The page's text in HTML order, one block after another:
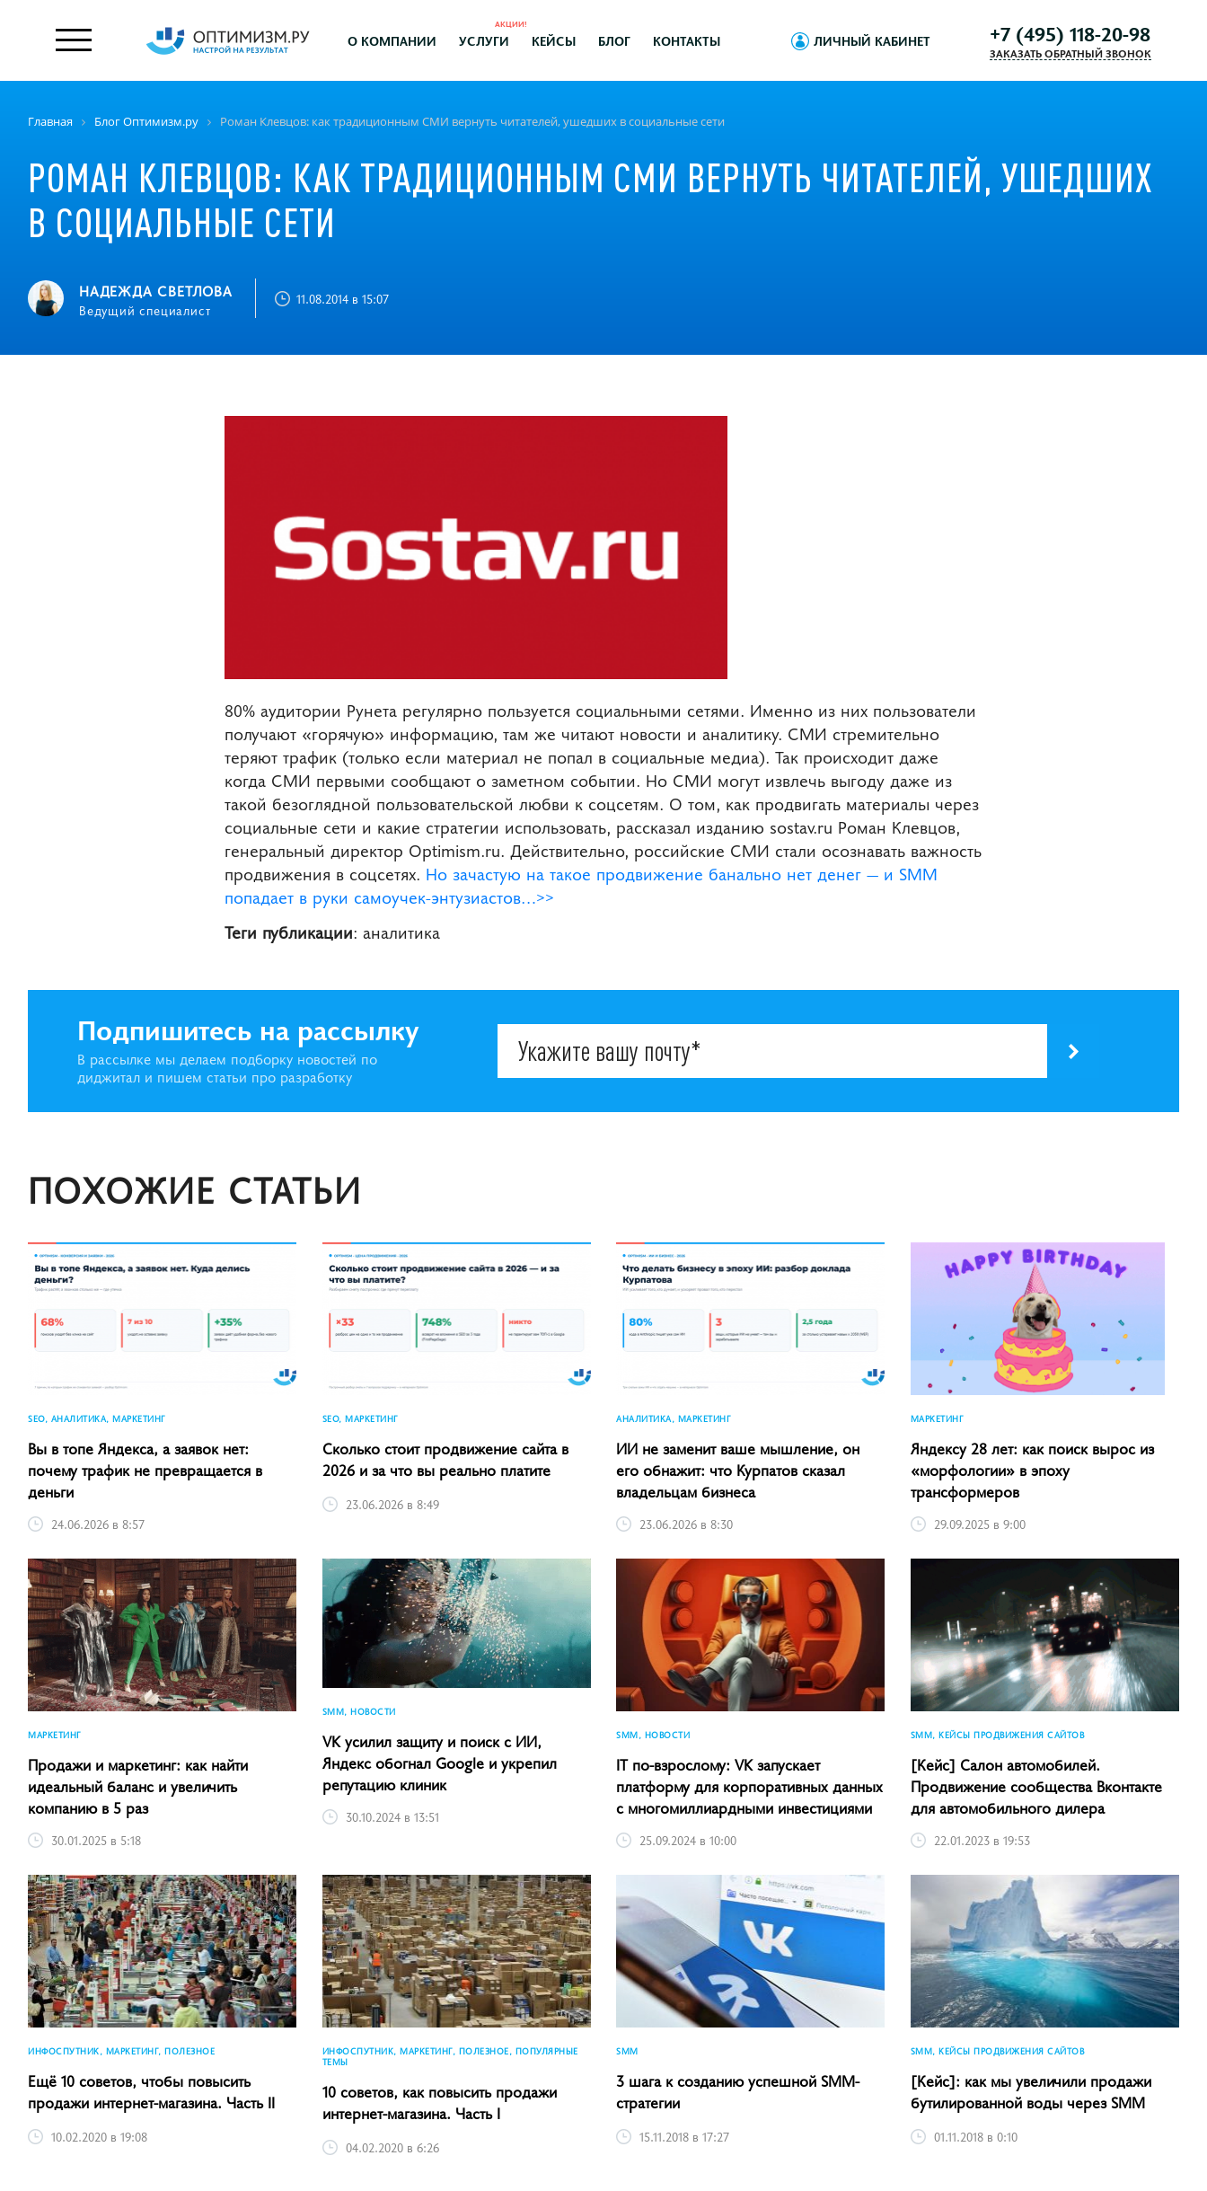
О КОМПАНИИ УСЛУГИ
АКЦИИ!
КЕЙСЫ БЛОГ КОНТАКТЫ ЛИЧНЫЙ КАБИНЕТ +7 (495) 118-20-98
ЗАКАЗАТЬ ОБРАТНЫЙ ЗВОНОК
Главная Блог Оптимизм.ру Роман Клевцов: как традиционным СМИ вернуть читателей, ушедших в социальные сети
РОМАН КЛЕВЦОВ: КАК ТРАДИЦИОННЫМ СМИ ВЕРНУТЬ ЧИТАТЕЛЕЙ, УШЕДШИХ
В СОЦИАЛЬНЫЕ СЕТИ
НАДЕЖДА СВЕТЛОВА
Ведущий специалист
11.08.2014 в 15:07
80% аудитории Рунета регулярно пользуется социальными сетями. Именно из них пользователи
получают «горячую» информацию, там же читают новости и аналитику. СМИ стремительно
теряют трафик (только если материал не попал в социальные медиа). Так происходит даже
когда СМИ первыми сообщают о заметном событии. Но СМИ могут извлечь выгоду даже из
такой безоглядной пользовательской любви к соцсетям. О том, как продвигать материалы через
социальные сети и какие стратегии использовать, рассказал изданию sostav.ru Роман Клевцов,
генеральный директор Optimism.ru. Действительно, российские СМИ стали осознавать важность
продвижения в соцсетях. Но зачастую на такое продвижение банально нет денег — и SMM
попадает в руки самоучек-энтузиастов…>>
Теги публикации: аналитика
Подпишитесь на рассылку
В рассылке мы делаем подборку новостей по
диджитал и пишем статьи про разработку
ПОХОЖИЕ СТАТЬИ
SEO, АНАЛИТИКА, МАРКЕТИНГ
Вы в топе Яндекса, а заявок нет:
почему трафик не превращается в
деньги
24.06.2026 в 8:57
SEO, МАРКЕТИНГ
Сколько стоит продвижение сайта в
2026 и за что вы реально платите
23.06.2026 в 8:49
АНАЛИТИКА, МАРКЕТИНГ
ИИ не заменит ваше мышление, он
его обнажит: что Курпатов сказал
владельцам бизнеса
23.06.2026 в 8:30
МАРКЕТИНГ
Яндексу 28 лет: как поиск вырос из
«морфологии» в эпоху
трансформеров
29.09.2025 в 9:00
МАРКЕТИНГ
Продажи и маркетинг: как найти
идеальный баланс и увеличить
компанию в 5 раз
30.01.2025 в 5:18
SMM, НОВОСТИ
VK усилил защиту и поиск с ИИ,
Яндекс обогнал Google и укрепил
репутацию клиник
30.10.2024 в 13:51
SMM, НОВОСТИ
IT по-взрослому: VK запускает
платформу для корпоративных данных
с многомиллиардными инвестициями
25.09.2024 в 10:00
SMM, КЕЙСЫ ПРОДВИЖЕНИЯ САЙТОВ
[Кейс] Салон автомобилей.
Продвижение сообщества Вконтакте
для автомобильного дилера
22.01.2023 в 19:53
ИНФОСПУТНИК, МАРКЕТИНГ, ПОЛЕЗНОЕ
Ещё 10 советов, чтобы повысить
продажи интернет-магазина. Часть II
10.02.2020 в 19:08
ИНФОСПУТНИК, МАРКЕТИНГ, ПОЛЕЗНОЕ, ПОПУЛЯРНЫЕ
ТЕМЫ
10 советов, как повысить продажи
интернет-магазина. Часть I
04.02.2020 в 6:26
SMM
3 шага к созданию успешной SMM-
стратегии
15.11.2018 в 17:27
SMM, КЕЙСЫ ПРОДВИЖЕНИЯ САЙТОВ
[Кейс]: как мы увеличили продажи
бутилированной воды через SMM
01.11.2018 в 0:10